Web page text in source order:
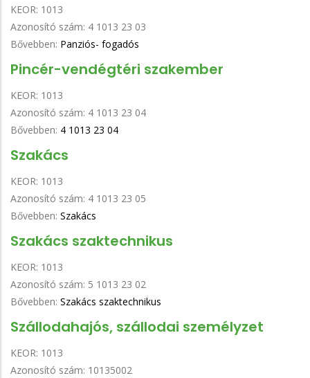
KEOR: 1013
Azonosító szám: 4 1013 23 03
Bővebben: Panziós- fogadós
Pincér-vendégtéri szakember
KEOR: 1013
Azonosító szám: 4 1013 23 04
Bővebben: 4 1013 23 04
Szakács
KEOR: 1013
Azonosító szám: 4 1013 23 05
Bővebben: Szakács
Szakács szaktechnikus
KEOR: 1013
Azonosító szám: 5 1013 23 02
Bővebben: Szakács szaktechnikus
Szállodahajós, szállodai személyzet
KEOR: 1013
Azonosító szám: 10135002